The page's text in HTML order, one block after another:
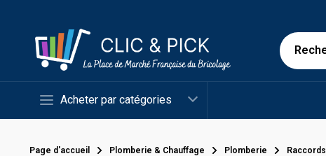
Acheter par catégories
Page d'accueil Plomberie & Chauffage Plomberie Raccords